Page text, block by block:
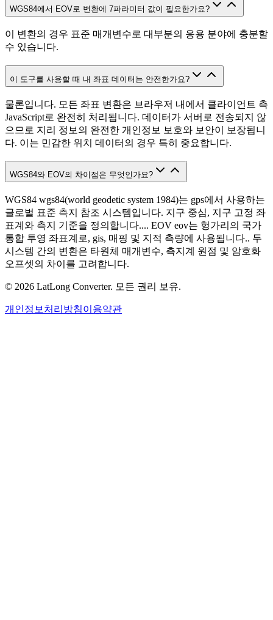
WGS84에서 EOV로 변환에 7파라미터 값이 필요한가요?
이 변환의 경우 표준 매개변수로 대부분의 응용 분야에 충분할
수 있습니다.
이 도구를 사용할 때 내 좌표 데이터는 안전한가요?
물론입니다. 모든 좌표 변환은 브라우저 내에서 클라이언트 측
JavaScript로 완전히 처리됩니다. 데이터가 서버로 전송되지 않
으므로 지리 정보의 완전한 개인정보 보호와 보안이 보장됩니
다. 이는 민감한 위치 데이터의 경우 특히 중요합니다.
WGS84와 EOV의 차이점은 무엇인가요?
WGS84 wgs84(world geodetic system 1984)는 gps에서 사용하는
글로벌 표준 측지 참조 시스템입니다. 지구 중심, 지구 고정 좌
표계와 측지 기준을 정의합니다.... EOV eov는 헝가리의 국가
통합 투영 좌표계로, gis, 매핑 및 지적 측량에 사용됩니다.. 두
시스템 간의 변환은 타원체 매개변수, 측지계 원점 및 암호화
오프셋의 차이를 고려합니다.
© 2026 LatLong Converter. 모든 권리 보유.
개인정보처리방침이용약관